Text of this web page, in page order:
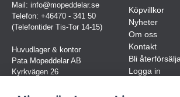
Mail: info@mopeddelar.se
Telefon: +46470 - 341 50
(Telefontider Tis-Tor 14-15)
Huvudlager & kontor
Pata Mopeddelar AB
Kyrkvägen 26
(OBS. Endast förbokade besök)
Köpvillkor
Nyheter
Om oss
Kontakt
Bli
Logga in